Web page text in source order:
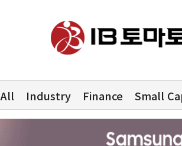
All Industry Finance Small